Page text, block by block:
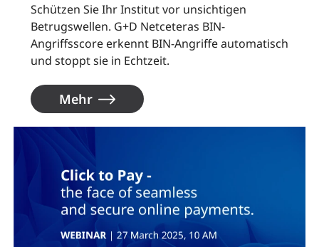
Schützen Sie Ihr Institut vor unsichtigen
Betrugswellen. G+D Netceteras BIN-
Angriffsscore erkennt BIN-Angriffe automatisch
und stoppt sie in Echtzeit.
Mehr